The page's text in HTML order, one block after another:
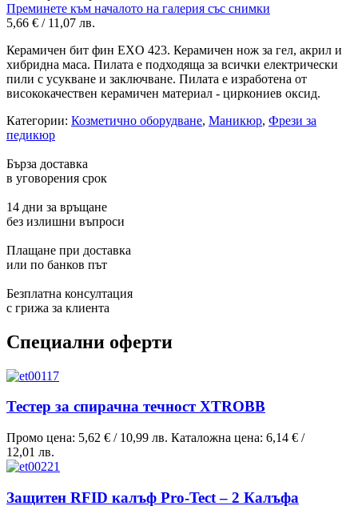
Преминете към началото на галерия със снимки
5,66 € / 11,07 лв.
Керамичен бит фин EXO 423. Керамичен нож за гел, акрил и
хибридна маса. Пилата е подходяща за всички електрически
пили с усукване и заключване. Пилата е изработена от
висококачествен керамичен материал - циркониев оксид.
Категории: Козметично оборудване, Маникюр, Фрези за
педикюр
Бърза доставка
в уговорения срок
14 дни за връщане
без излишни въпроси
Плащане при доставка
или по банков път
Безплатна консултация
с грижа за клиента
Специални оферти
Тестер за спирачна течност XTROBB
Промо цена: 5,62 € / 10,99 лв. Каталожна цена: 6,14 € /
12,01 лв.
Защитен RFID калъф Pro-Tect – 2 Калъфа